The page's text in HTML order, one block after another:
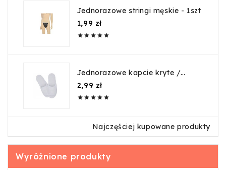
Jednorazowe stringi męskie - 1szt
1,99 zł
    
Jednorazowe kapcie kryte /
guma
2,99 zł
    
Najczęściej kupowane produkty
Wyróżnione produkty